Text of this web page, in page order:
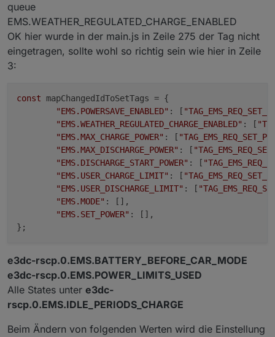
queue
EMS.WEATHER_REGULATED_CHARGE_ENABLED
OK hier wurde in der main.js in Zeile 275 der Tag nicht
eingetragen, sollte wohl so richtig sein wie hier in Zeile
3:
const mapChangedIdToSetTags = {
"EMS.POWERSAVE_ENABLED" : [
"EMS.WEATHER_REGULATED_CHARGE_ENABLED" : [
"EMS.MAX_CHARGE_POWER" : [
"EMS.MAX_DISCHARGE_POWER" : [
"EMS.DISCHARGE_START_POWER" : [
"EMS.USER_CHARGE_LIMIT" : [
"EMS.USER_DISCHARGE_LIMIT" : [
"EMS.MODE" : [],
"EMS.SET_POWER" : [],
e3dc-rscp.0.EMS.BATTERY_BEFORE_CAR_MODE
e3dc-rscp.0.EMS.POWER_LIMITS_USED
Alle States unter e3dc-
rscp.0.EMS.IDLE_PERIODS_CHARGE
Beim Ändern von folgenden Werten wird die Einstellung